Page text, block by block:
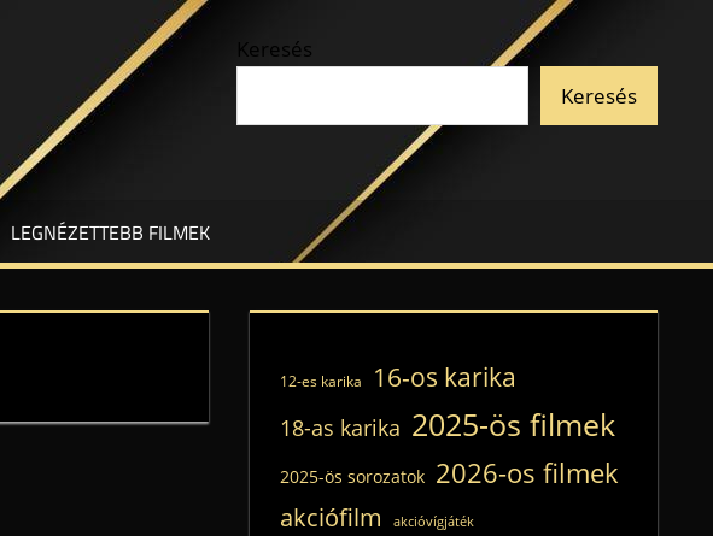
Keresés
Keresés
LEGNÉZETTEBB FILMEK
12-es karika 16-os karika
18-as karika 2025-ös filmek
2025-ös sorozatok 2026-os filmek
akciófilm akcióvígjáték